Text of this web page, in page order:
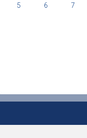
5 6 7